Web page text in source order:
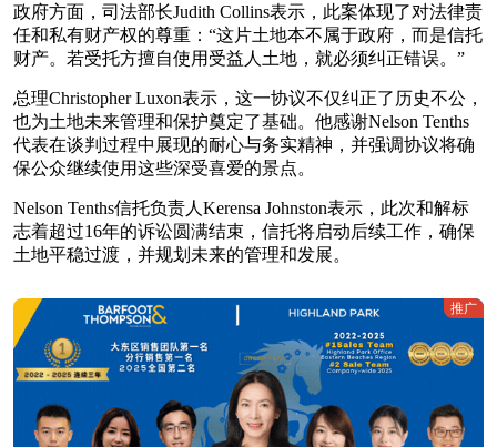
政府方面，司法部长Judith Collins表示，此案体现了对法律责
任和私有财产权的尊重：“这片土地本不属于政府，而是信托
财产。若受托方擅自使用受益人土地，就必须纠正错误。”
总理Christopher Luxon表示，这一协议不仅纠正了历史不公，
也为土地未来管理和保护奠定了基础。他感谢Nelson Tenths
代表在谈判过程中展现的耐心与务实精神，并强调协议将确
保公众继续使用这些深受喜爱的景点。
Nelson Tenths信托负责人Kerensa Johnston表示，此次和解标
志着超过16年的诉讼圆满结束，信托将启动后续工作，确保
土地平稳过渡，并规划未来的管理和发展。
推广